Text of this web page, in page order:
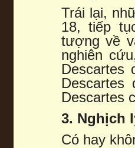
Trái lại,
18, tiếp
tượng về
nghiên
Descartes
Descartes
3. Nghịch
Có hay